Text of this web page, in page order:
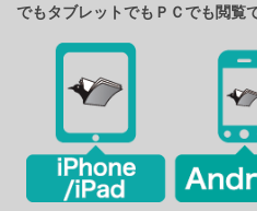
でもタブレットでもＰＣでも閲覧